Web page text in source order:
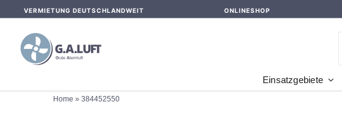
content
VERMIETUNG DEUTSCHLANDWEIT ONLINESHOP
Einsatzgebiete
Home » 384452550